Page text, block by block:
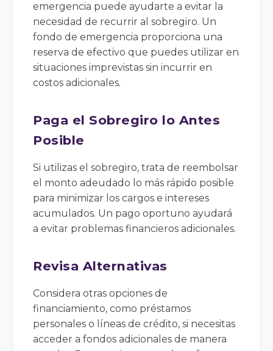
emergencia puede ayudarte a evitar la
necesidad de recurrir al sobregiro. Un
fondo de emergencia proporciona una
reserva de efectivo que puedes utilizar en
situaciones imprevistas sin incurrir en
costos adicionales.
Paga el Sobregiro lo Antes
Posible
Si utilizas el sobregiro, trata de reembolsar
el monto adeudado lo más rápido posible
para minimizar los cargos e intereses
acumulados. Un pago oportuno ayudará
a evitar problemas financieros adicionales.
Revisa Alternativas
Considera otras opciones de
financiamiento, como préstamos
personales o líneas de crédito, si necesitas
acceder a fondos adicionales de manera